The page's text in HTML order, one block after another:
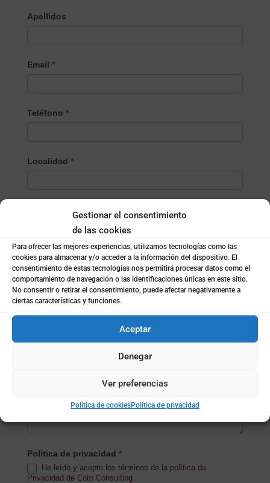
Gestionar el consentimiento
de las cookies
Para ofrecer las mejores experiencias, utilizamos tecnologías como las
cookies para almacenar y/o acceder a la información del dispositivo. El
consentimiento de estas tecnologías nos permitirá procesar datos como el
comportamiento de navegación o las identificaciones únicas en este sitio.
No consentir o retirar el consentimiento, puede afectar negativamente a
ciertas características y funciones.
Aceptar
Denegar
Ver preferencias
Política de cookiesPolítica de privacidad
Apellidos
Email *
Teléfono *
Localidad *
¿Empresa o particular?
Nombre de la empresa*
Subida de archivo (opcional)
Política de privacidad *
He leído y acepto los términos de la política de
Privacidad de Coto Consulting